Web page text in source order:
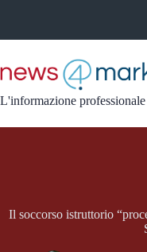
L'informazione
Il soccorso istruttorio